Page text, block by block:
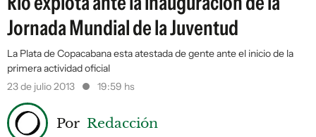
Jornada Mundial de la Juventud
La Plata de Copacabana esta atestada de gente ante el inicio de la
primera actividad oficial
23 de julio 2013
19:59 hs
Por Redacción